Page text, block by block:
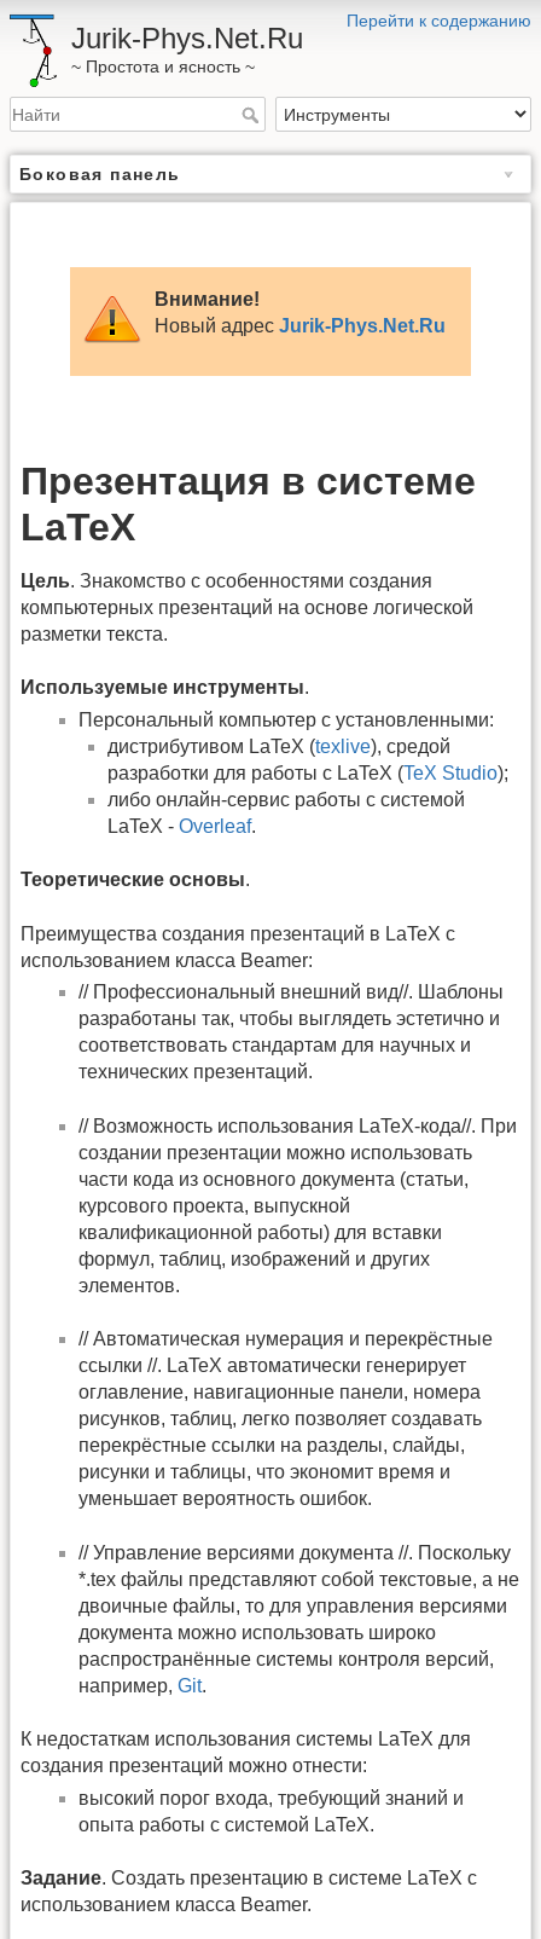
Перейти к содержанию
Jurik-Phys.Net.Ru
~ Простота и ясность ~
Боковая панель
Внимание!
Новый адресJurik-Phys.Net.Ru
Презентация в системе
LaTeX
Цель. Знакомство с особенностями создания
компьютерных презентаций на основе логической
разметки текста.
Используемые инструменты.
Персональный компьютер с установленными:
дистрибутивом LaTeX (texlive), средой
разработки для работы с LaTeX (TeX Studio);
либо онлайн-сервис работы с системой
LaTeX - Overleaf.
Теоретические основы.
Преимущества создания презентаций в LaTeX с
использованием класса Beamer:
// Профессиональный внешний вид//. Шаблоны
разработаны так, чтобы выглядеть эстетично и
соответствовать стандартам для научных и
технических презентаций.
// Возможность использования LaTeX-кода//. При
создании презентации можно использовать
части кода из основного документа (статьи,
курсового проекта, выпускной
квалификационной работы) для вставки
формул, таблиц, изображений и других
элементов.
// Автоматическая нумерация и перекрёстные
ссылки //. LaTeX автоматически генерирует
оглавление, навигационные панели, номера
рисунков, таблиц, легко позволяет создавать
перекрёстные ссылки на разделы, слайды,
рисунки и таблицы, что экономит время и
уменьшает вероятность ошибок.
// Управление версиями документа //. Поскольку
*.tex файлы представляют собой текстовые, а не
двоичные файлы, то для управления версиями
документа можно использовать широко
распространённые системы контроля версий,
например, Git.
К недостаткам использования системы LaTeX для
создания презентаций можно отнести:
высокий порог входа, требующий знаний и
опыта работы с системой LaTeX.
Задание. Создать презентацию в системе LaTeX c
использованием класса Beamer.